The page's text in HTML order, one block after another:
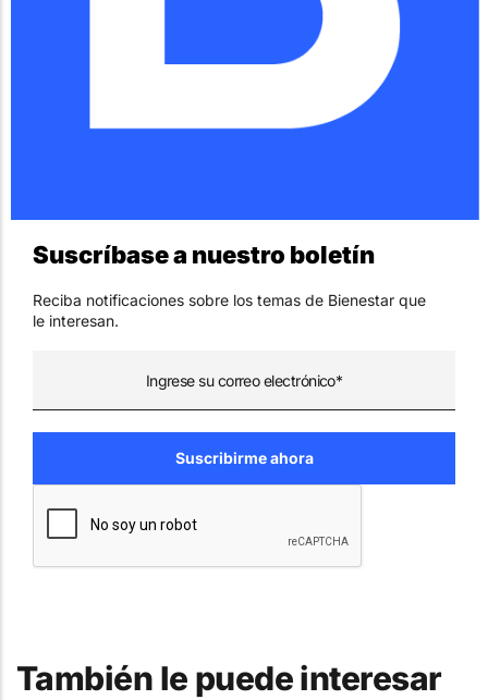
Suscríbase a nuestro boletín
Reciba notificaciones sobre los temas de Bienestar que
le interesan.
También le puede interesar